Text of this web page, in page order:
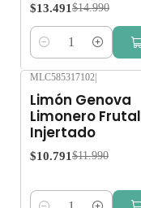
$13.491 $14.990
Cantidad
MLC585317102
Limón Genova
Limonero Frutal
Injertado
$10.791 $11.990